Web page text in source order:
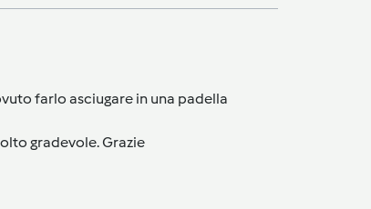
farlo asciugare in una padella
gradevole. Grazie